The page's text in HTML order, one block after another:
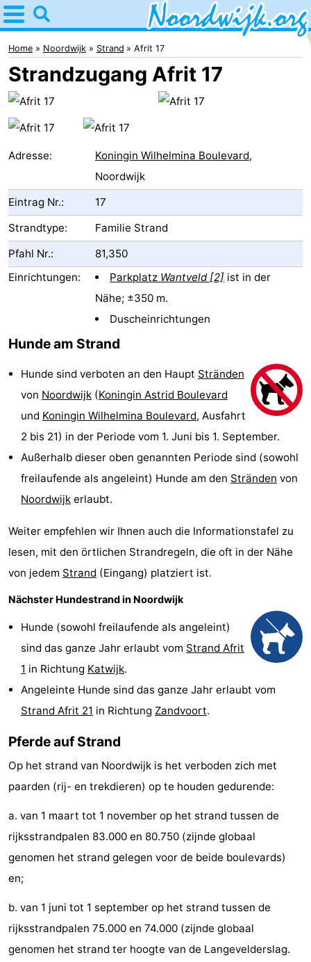
Home
Noordwijk
Tipps
Für
Campingplätze
Ferienhäuser
-
Dunimar
Noordwijkse
Duinen
Parc
du
Soleil
Hotels
Zimmer
(mit
Lastminutes
Sehen
&
-
Denkmäler
Aussichtspunkte
Attraktionen
Rundfahrten
-
Spielplätze
-
Spielplätze
Experiences
Wellness-
Zentren
Dörfer
Städte
Sport
-
Home Noordwijk Strand Afrit 17
Strandzugang Afrit 17
Adresse: Koningin Wilhelmina Boulevard,
Noordwijk
Eintrag Nr.:
17
Strandtype:
Familie Strand
Pfahl Nr.:
81,350
Einrichtungen:
Parkplatz Wantveld [2] ist in der
Nähe; ±350 m.
Duscheinrichtungen
Hunde am Strand
Hunde sind verboten an den Haupt Stränden
von Noordwijk (Koningin Astrid Boulevard
und Koningin Wilhelmina Boulevard, Ausfahrt
2 bis 21) in der Periode vom 1. Juni bis 1. September.
Außerhalb dieser oben genannten Periode sind (sowohl
freilaufende als angeleint) Hunde am den Stränden von
Noordwijk erlaubt.
Weiter empfehlen wir Ihnen auch die Informationstafel zu
lesen, mit den örtlichen Strandregeln, die oft in der Nähe
von jedem Strand (Eingang) platziert ist.
Nächster Hundestrand in Noordwijk
Hunde (sowohl freilaufende als angeleint)
sind das ganze Jahr erlaubt vom Strand Afrit
1 in Richtung Katwijk.
Angeleinte Hunde sind das ganze Jahr erlaubt vom
Strand Afrit 21 in Richtung Zandvoort.
Pferde auf Strand
Op het strand van Noordwijk is het verboden zich met
paarden (rij- en trekdieren) op te houden gedurende:
a. van 1 maart tot 1 november op het strand tussen de
rijksstrandpalen 83.000 en 80.750 (zijnde globaal
genomen het strand gelegen voor de beide boulevards)
en;
b. van 1 juni tot 1 september op het strand tussen de
rijksstrandpalen 75.000 en 74.000 (zijnde globaal
genomen het strand ter hoogte van de Langevelderslag.